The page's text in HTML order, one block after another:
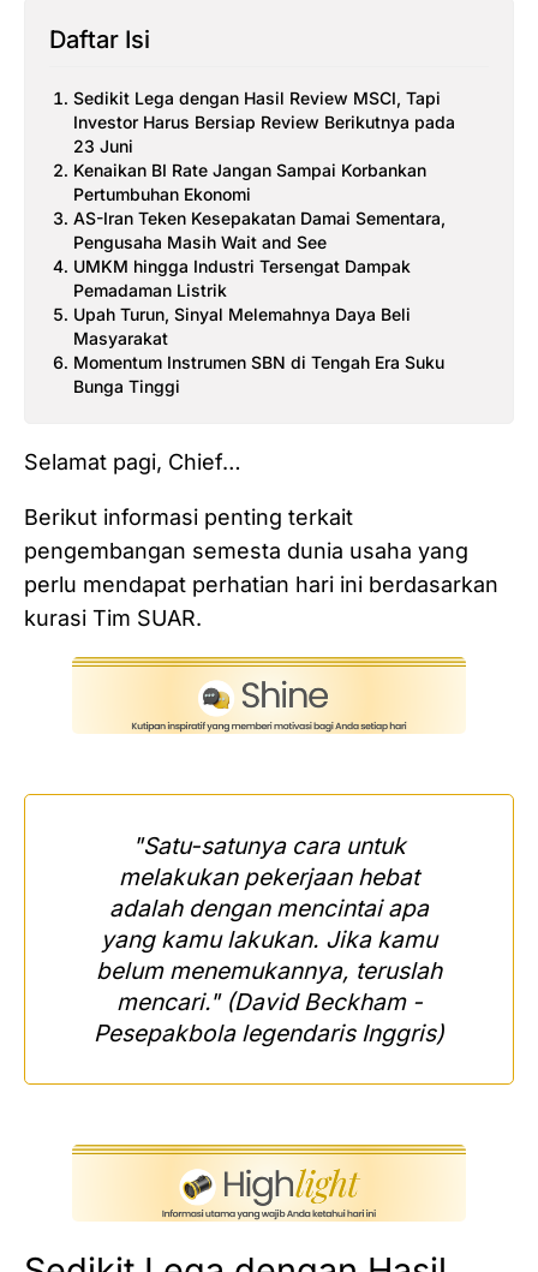
Daftar Isi
Sedikit Lega dengan Hasil Review MSCI, Tapi
Investor Harus Bersiap Review Berikutnya pada
23 Juni
Kenaikan BI Rate Jangan Sampai Korbankan
Pertumbuhan Ekonomi
AS-Iran Teken Kesepakatan Damai Sementara,
Pengusaha Masih Wait and See
UMKM hingga Industri Tersengat Dampak
Pemadaman Listrik
Upah Turun, Sinyal Melemahnya Daya Beli
Masyarakat
Momentum Instrumen SBN di Tengah Era Suku
Bunga Tinggi
Selamat pagi, Chief…
Berikut informasi penting terkait
pengembangan semesta dunia usaha yang
perlu mendapat perhatian hari ini berdasarkan
kurasi Tim SUAR.
"Satu-satunya cara untuk
melakukan pekerjaan hebat
adalah dengan mencintai apa
yang kamu lakukan. Jika kamu
belum menemukannya, teruslah
mencari." (David Beckham -
Pesepakbola legendaris Inggris)